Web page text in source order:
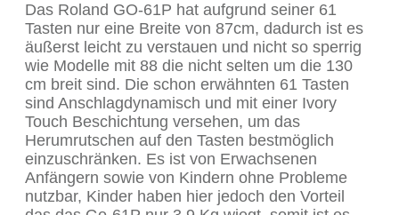
Das Roland GO-61P hat aufgrund seiner 61
Tasten nur eine Breite von 87cm, dadurch ist es
äußerst leicht zu verstauen und nicht so sperrig
wie Modelle mit 88 die nicht selten um die 130
cm breit sind. Die schon erwähnten 61 Tasten
sind Anschlagdynamisch und mit einer Ivory
Touch Beschichtung versehen, um das
Herumrutschen auf den Tasten bestmöglich
einzuschränken. Es ist von Erwachsenen
Anfängern sowie von Kindern ohne Probleme
nutzbar, Kinder haben hier jedoch den Vorteil